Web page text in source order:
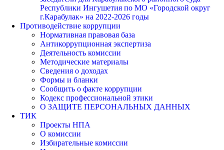
Республики Ингушетия по МО «Городской округ
г.Карабулак» на 2022-2026 годы
Противодействие коррупции
Нормативная правовая база
Антикоррупционная экспертиза
Деятельность комиссии
Методические материалы
Сведения о доходах
Формы и бланки
Сообщить о факте коррупции
Кодекс профессиональной этики
О ЗАЩИТЕ ПЕРСОНАЛЬНЫХ ДАННЫХ
ТИК
Проекты НПА
О комиссии
Избирательные комиссии